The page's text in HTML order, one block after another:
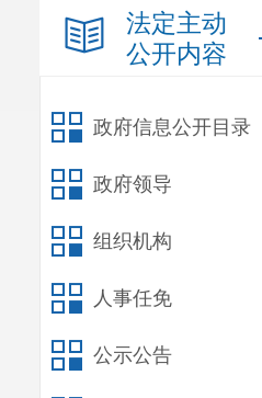
法定主动
公开内容
政府信息公开目录
政府领导
组织机构
人事任免
公示公告